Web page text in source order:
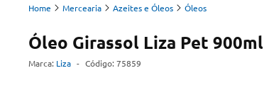
Home Mercearia Azeites e Óleos Óleos
Óleo Girassol Liza Pet 900ml
Marca: Liza - Código: 75859